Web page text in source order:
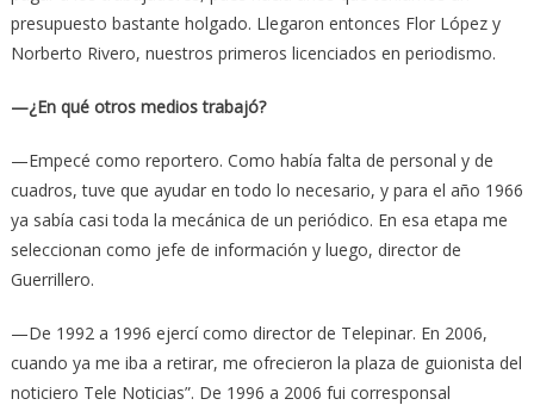
presupuesto bastante holgado. Llegaron entonces Flor López y
Norberto Rivero, nuestros primeros licenciados en periodismo.
—¿En qué otros medios trabajó?
—Empecé como reportero. Como había falta de personal y de
cuadros, tuve que ayudar en todo lo necesario, y para el año 1966
ya sabía casi toda la mecánica de un periódico. En esa etapa me
seleccionan como jefe de información y luego, director de
Guerrillero.
—De 1992 a 1996 ejercí como director de Telepinar. En 2006,
cuando ya me iba a retirar, me ofrecieron la plaza de guionista del
noticiero Tele Noticias”. De 1996 a 2006 fui corresponsal